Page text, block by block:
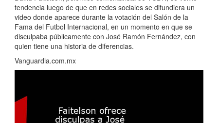
tendencia luego de que en redes sociales se difundiera un
video donde aparece durante la votación del Salón de la
Fama del Futbol Internacional, en un momento en que se
disculpaba públicamente con José Ramón Fernández, con
quien tiene una historia de diferencias.
Vanguardia.com.mx